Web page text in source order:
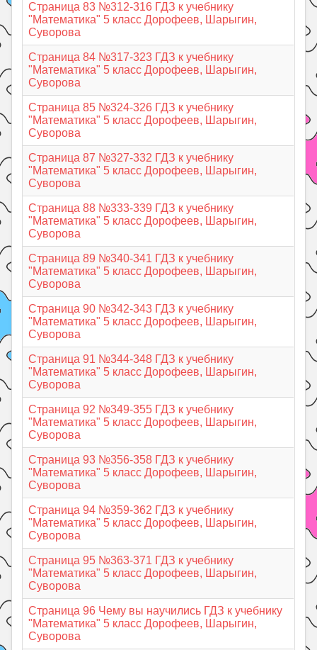
Страница 83 №312-316 ГДЗ к учебнику
"Математика" 5 класс Дорофеев, Шарыгин,
Суворова
Страница 84 №317-323 ГДЗ к учебнику
"Математика" 5 класс Дорофеев, Шарыгин,
Суворова
Страница 85 №324-326 ГДЗ к учебнику
"Математика" 5 класс Дорофеев, Шарыгин,
Суворова
Страница 87 №327-332 ГДЗ к учебнику
"Математика" 5 класс Дорофеев, Шарыгин,
Суворова
Страница 88 №333-339 ГДЗ к учебнику
"Математика" 5 класс Дорофеев, Шарыгин,
Суворова
Страница 89 №340-341 ГДЗ к учебнику
"Математика" 5 класс Дорофеев, Шарыгин,
Суворова
Страница 90 №342-343 ГДЗ к учебнику
"Математика" 5 класс Дорофеев, Шарыгин,
Суворова
Страница 91 №344-348 ГДЗ к учебнику
"Математика" 5 класс Дорофеев, Шарыгин,
Суворова
Страница 92 №349-355 ГДЗ к учебнику
"Математика" 5 класс Дорофеев, Шарыгин,
Суворова
Страница 93 №356-358 ГДЗ к учебнику
"Математика" 5 класс Дорофеев, Шарыгин,
Суворова
Страница 94 №359-362 ГДЗ к учебнику
"Математика" 5 класс Дорофеев, Шарыгин,
Суворова
Страница 95 №363-371 ГДЗ к учебнику
"Математика" 5 класс Дорофеев, Шарыгин,
Суворова
Страница 96 Чему вы научились ГДЗ к учебнику
"Математика" 5 класс Дорофеев, Шарыгин,
Суворова